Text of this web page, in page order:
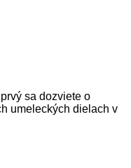
sa dozviete o
umeleckých dielach v